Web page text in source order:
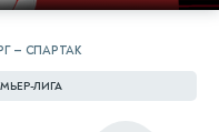
— СПАРТАК
ЛИГА